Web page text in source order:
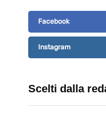
Facebook
Instagram
Scelti dalla